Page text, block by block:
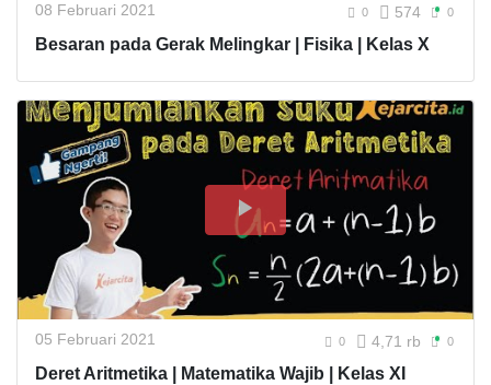
08 Februari 2021 0 574 0
Besaran pada Gerak Melingkar | Fisika | Kelas X
05 Februari 2021 0 4,71 rb 0
Deret Aritmetika | Matematika Wajib | Kelas XI